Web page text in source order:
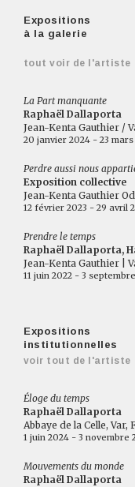
Expositions
à la galerie
tout voir de l'artiste
La Part manquante
Raphaël Dallaporta
Jean-Kenta Gauthier /
20 janvier 2024 - 23 mars
Perdre aussi nous
Exposition collective
Jean-Kenta Gauthier
12 février 2023 - 29 avril
Prendre le temps
Raphaël Dallaporta,
Jean-Kenta Gauthier |
11 juin 2022 - 3
Expositions
institutionnelles
voir tout de l'artiste
Éloge du temps
Raphaël Dallaporta
Abbaye de la Celle, Var,
1 juin 2024 - 3 novembre
Mouvements du monde
Raphaël Dallaporta